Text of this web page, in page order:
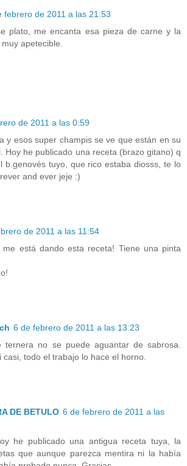
febrero de 2011 a las 21:53
plato, me encanta esa pieza de carne y la
apetecible.
de 2011 a las 0:59
y esos super champis se ve que están en su
Hoy he publicado una receta (brazo gitano) q
b.genovés tuyo, que rico estaba diosss, te lo
and ever jeje :)
de 2011 a las 11:54
me está dando esta receta! Tiene una pinta
6 de febrero de 2011 a las 13:23
ternera no se puede aguantar de sabrosa.
casi, todo el trabajo lo hace el horno.
DE BETULO 6 de febrero de 2011 a las
he publicado una antigua receta tuya, la
que aunque parezca mentira ni la había